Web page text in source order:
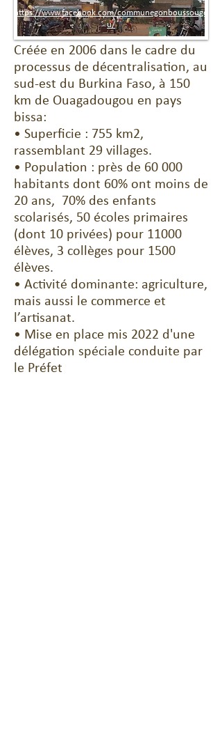
https://www.facebook.com/communegonboussougo
u/
Créée en 2006 dans le cadre du
processus de décentralisation, au
sud-est du Burkina Faso, à 150
km de Ouagadougou en pays
bissa:
• Superficie : 755 km2,
rassemblant 29 villages.
• Population : près de 60 000
habitants dont 60% ont moins de
20 ans, 70% des enfants
scolarisés, 50 écoles primaires
(dont 10 privées) pour 11000
élèves, 3 collèges pour 1500
élèves.
• Activité dominante: agriculture,
mais aussi le commerce et
l’artisanat.
• Mise en place mis 2022 d'une
délégation spéciale conduite par
le Préfet